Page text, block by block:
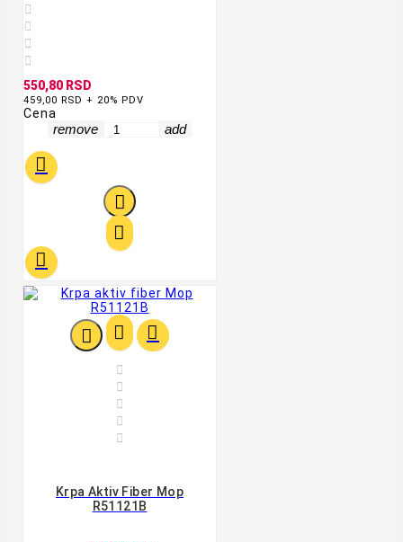




550,80 RSD
459,00 RSD + 20% PDV
Cena
remove add




  





Krpa Aktiv Fiber Mop
R51121B